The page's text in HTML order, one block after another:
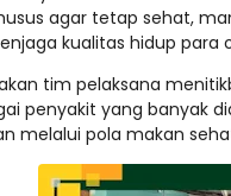
agar tetap sehat,
kualitas hidup para
tim pelaksana
penyakit yang banyak
melalui pola makan